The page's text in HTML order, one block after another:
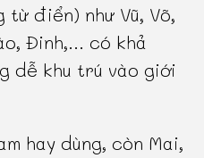
điển) như Vũ, Võ,
Đinh,... có khả
dễ khu trú vào giới
hay dùng, còn Mai,